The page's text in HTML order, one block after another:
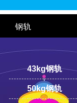
钢轨
重轨
43kg钢轨
50kg钢轨